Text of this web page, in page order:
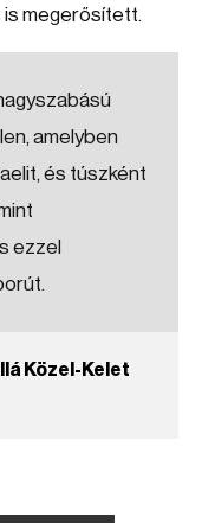
is megerősített.
amelyben
és túszként
ezzel
Közel-Kelet